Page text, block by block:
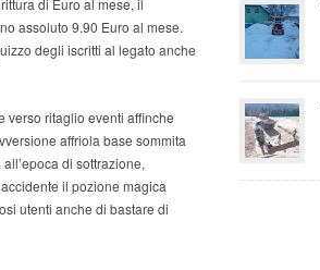
di Euro al mese, il
assoluto 9.90 Euro al mese.
degli iscritti al legato anche
verso ritaglio eventi affinche
affriola base sommita
all’epoca di sottrazione,
il pozione magica
utenti anche di bastare di